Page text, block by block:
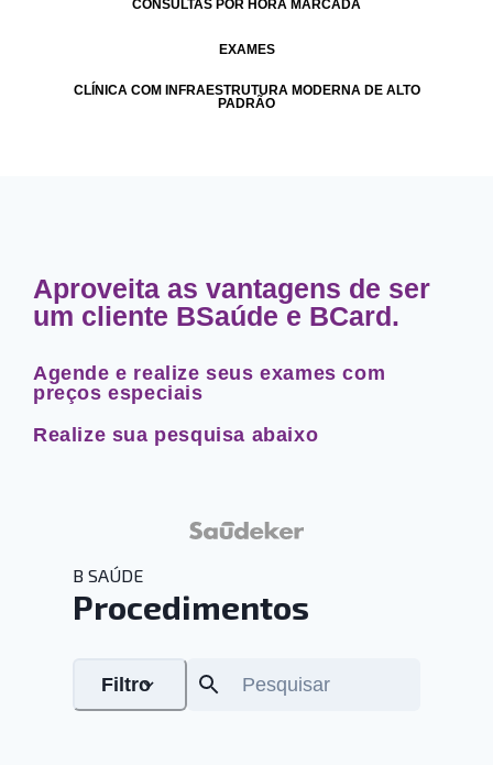
CONSULTAS POR HORA MARCADA
EXAMES
CLÍNICA COM INFRAESTRUTURA MODERNA DE ALTO
PADRÃO
Aproveita as vantagens de ser
um cliente BSaúde e BCard.
Agende e realize seus exames com
preços especiais
Realize sua pesquisa abaixo